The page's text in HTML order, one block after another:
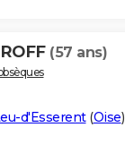
(57 ans)
d'Esserent(Oise)